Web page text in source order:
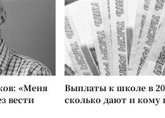
«Меня
вести
Выплаты к школе в
сколько дают и